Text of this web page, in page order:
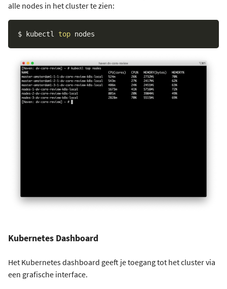
alle nodes in het cluster te zien:
$ kubectl top
Kubernetes Dashboard
Het Kubernetes dashboard geeft je toegang tot het cluster via
een grafische interface.